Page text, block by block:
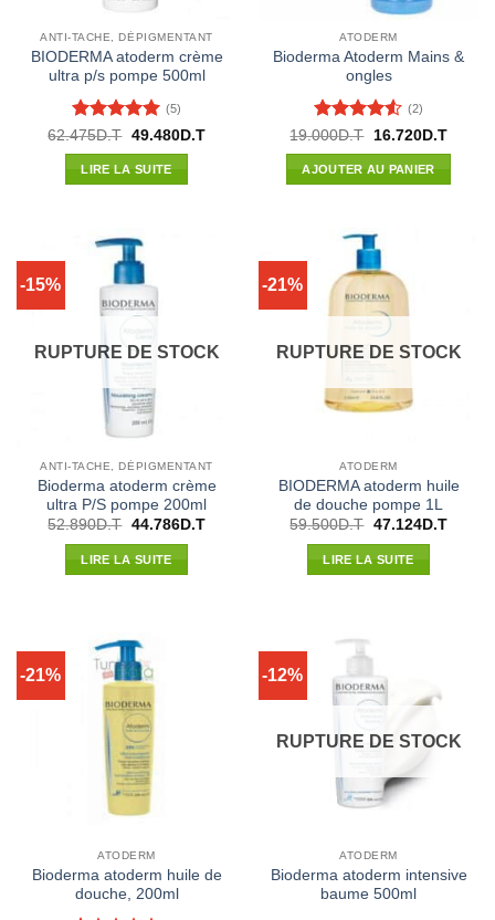
ANTI-TACHE, DÉPIGMENTANT
BIODERMA atoderm crème
ultra p/s pompe 500ml
Note5 sur
5
(5)
62.475D.T Le
initial
était :
49.480D.TLe
LIRE LA SUITE
ATODERM
Bioderma Atoderm Mains &
ongles
Note4.5
sur 5
(2)
19.000D.T
Le
initial
était :
16.720D.TLe
AJOUTER AU PANIER
-15%
RUPTURE DE STOCK
ANTI-TACHE, DÉPIGMENTANT
Bioderma atoderm crème
ultra P/S pompe 200ml
52.890D.T Le
initial
était :
44.786D.TLe
LIRE LA SUITE
-21%
RUPTURE DE STOCK
ATODERM
BIODERMA atoderm huile
de douche pompe 1L
59.500D.T Le
initial
était :
47.124D.TLe
LIRE LA SUITE
-21%
ATODERM
Bioderma atoderm huile de
douche, 200ml
-12%
RUPTURE DE STOCK
ATODERM
Bioderma atoderm intensive
baume 500ml